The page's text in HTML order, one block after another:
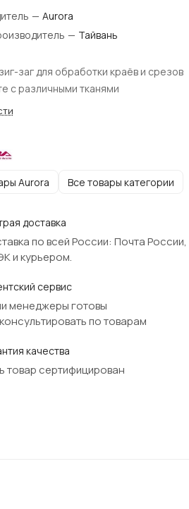
— Aurora
— Тайвань
заг для обработки краёв и срезов
с различными тканями
Aurora Все товары категории
доставка
по всей России: Почта России,
и курьером.
сервис
менеджеры готовы
по товарам
качества
товар сертифицирован